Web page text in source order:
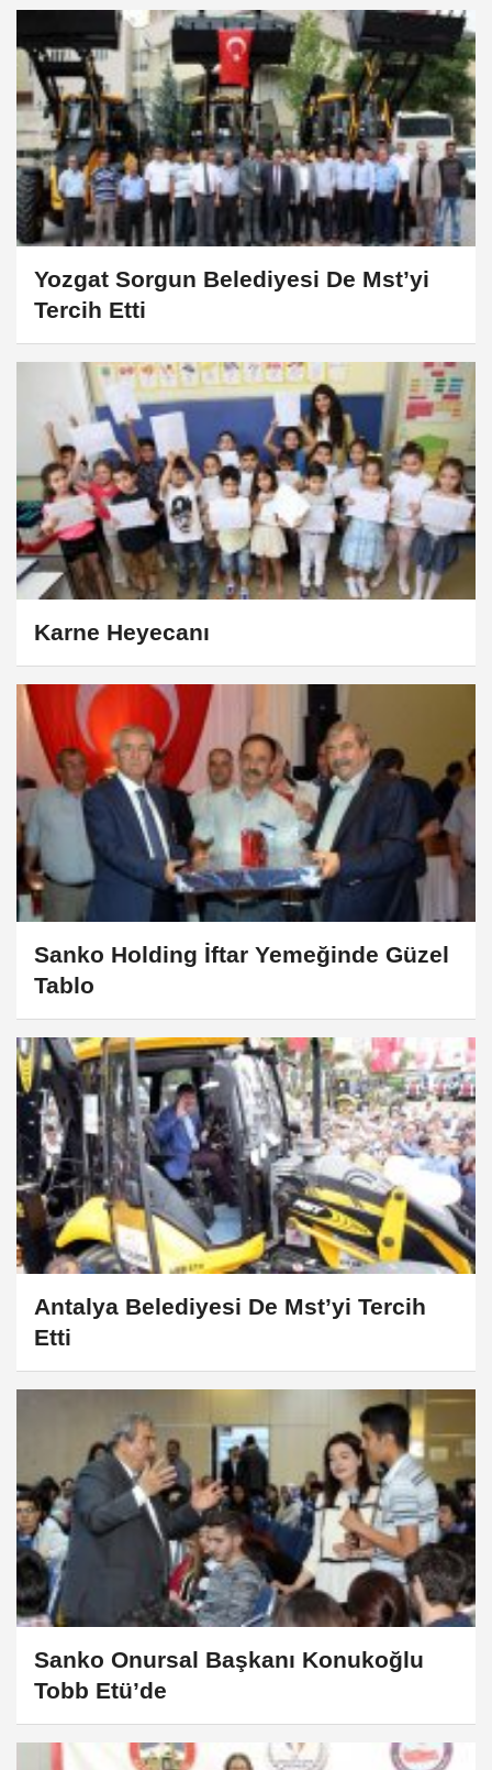
Yozgat Sorgun Belediyesi De Mst’yi
Tercih Etti
Karne Heyecanı
Sanko Holding İftar Yemeğinde Güzel
Tablo
Antalya Belediyesi De Mst’yi Tercih
Etti
Sanko Onursal Başkanı Konukoğlu
Tobb Etü’de